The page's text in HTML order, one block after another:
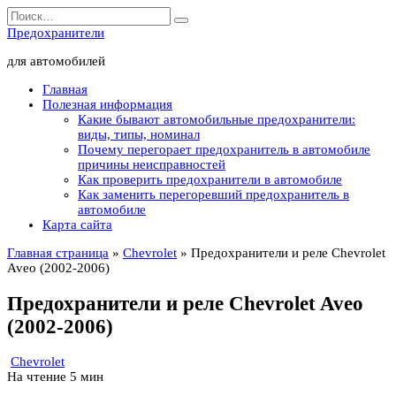
Перейти
к
содержанию
Search
for:
Предохранители
для автомобилей
Главная
Полезная информация
Какие бывают автомобильные предохранители:
виды, типы, номинал
Почему перегорает предохранитель в автомобиле
причины неисправностей
Как проверить предохранители в автомобиле
Как заменить перегоревший предохранитель в
автомобиле
Карта сайта
Главная страница » Chevrolet » Предохранители и реле Chevrolet
Aveo (2002-2006)
Предохранители и реле Chevrolet Aveo
(2002-2006)
Chevrolet
На чтение 5 мин